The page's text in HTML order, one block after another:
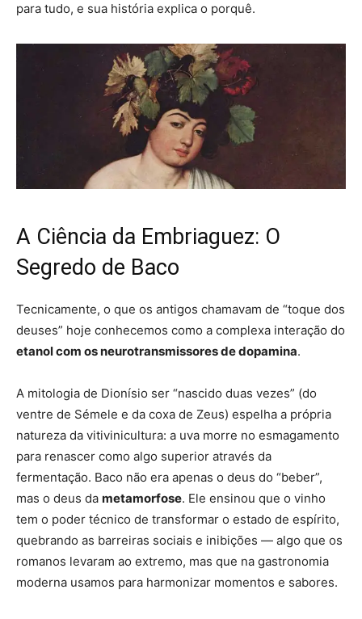
para tudo, e sua história explica o porquê.
A Ciência da Embriaguez: O
Segredo de Baco
Tecnicamente, o que os antigos chamavam de “toque dos
deuses” hoje conhecemos como a complexa interação do
etanol com os neurotransmissores de dopamina.
A mitologia de Dionísio ser “nascido duas vezes” (do
ventre de Sémele e da coxa de Zeus) espelha a própria
natureza da vitivinicultura: a uva morre no esmagamento
para renascer como algo superior através da
fermentação. Baco não era apenas o deus do “beber”,
mas o deus da metamorfose. Ele ensinou que o vinho
tem o poder técnico de transformar o estado de espírito,
quebrando as barreiras sociais e inibições — algo que os
romanos levaram ao extremo, mas que na gastronomia
moderna usamos para harmonizar momentos e sabores.